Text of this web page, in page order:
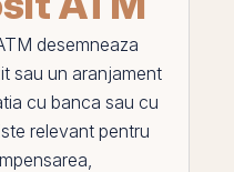
desemneaza
sau un aranjament
cu banca sau cu
relevant pentru